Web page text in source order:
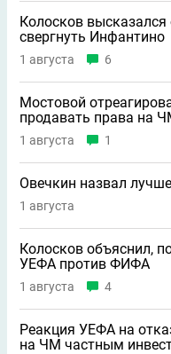
Колосков
свергнуть Инфантино
1 августа 6
Мостовой
продавать права на
1 августа 1
Овечкин назвал
1 августа
Колосков объяснил,
УЕФА против ФИФА
1 августа 4
Реакция УЕФА на
на ЧМ частным